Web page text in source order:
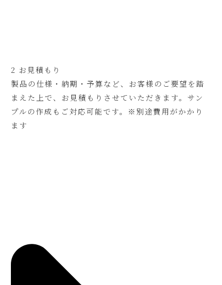
2 お見積もり
製品の仕様・納期・予算など、お客様のご要望を踏
まえた上で、お見積もりさせていただきます。サン
プルの作成もご対応可能です。※別途費用がかかり
ます